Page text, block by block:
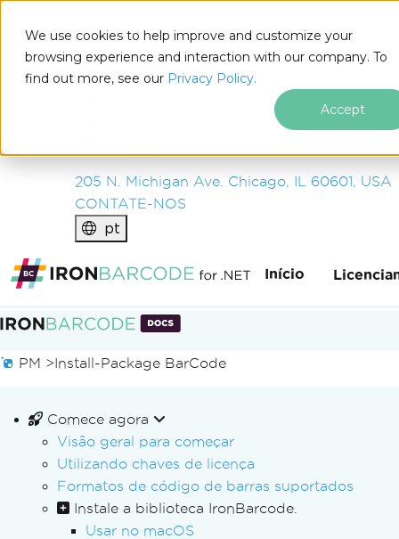
We use cookies to help improve and customize your
browsing experience and interaction with our company. To
find out more, see our Privacy Policy.
Accept
IRONSOFTWARE
PRODUTOS
EMPRESA
205 N. Michigan Ave. Chicago, IL 60601, USA
CONTATE-NOS
pt
Início
Ir para o conteúdo do rodapé
PM >Install-Package BarCode
Comece agora
Visão geral para começar
Utilizando chaves de licença
Formatos de código de barras suportados
Instale a biblioteca IronBarcode.
Usar no macOS